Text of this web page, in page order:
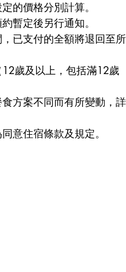
的價格分別計算。
暫定後另行通知。
已支付的全額將退回至
歲及以上，包括滿12歲
方案不同而有所變動，
意住宿條款及規定。